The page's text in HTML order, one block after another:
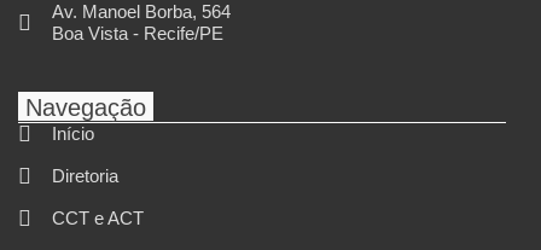
Av. Manoel Borba, 564
Boa Vista - Recife/PE
Navegação
Início
Diretoria
CCT e ACT